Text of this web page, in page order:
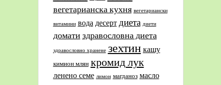
вегетарианска кухня вегетариански
витамини вода десерт диета диети
домати здравословна диета
здравословно хранене зехтин кашу
кимион млян кромид лук
ленено семе лимон магданоз масло